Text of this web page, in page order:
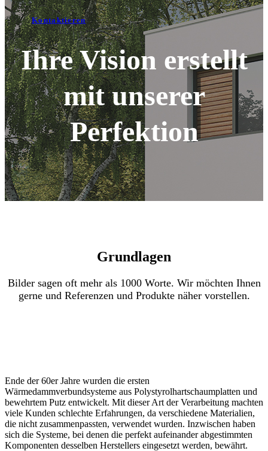
Kontaktieren
Ihre Vision erstellt
mit unserer
Perfektion
Grundlagen
Bilder sagen oft mehr als 1000 Worte. Wir möchten Ihnen
gerne und Referenzen und Produkte näher vorstellen.
Ende der 60er Jahre wurden die ersten
Wärmedammverbundsysteme aus Polystyrolhartschaumplatten und
bewehrtem Putz entwickelt. Mit dieser Art der Verarbeitung machten
viele Kunden schlechte Erfahrungen, da verschiedene Materialien,
die nicht zusammenpassten, verwendet wurden. Inzwischen haben
sich die Systeme, bei denen die perfekt aufeinander abgestimmten
Komponenten desselben Herstellers eingesetzt werden, bewährt.